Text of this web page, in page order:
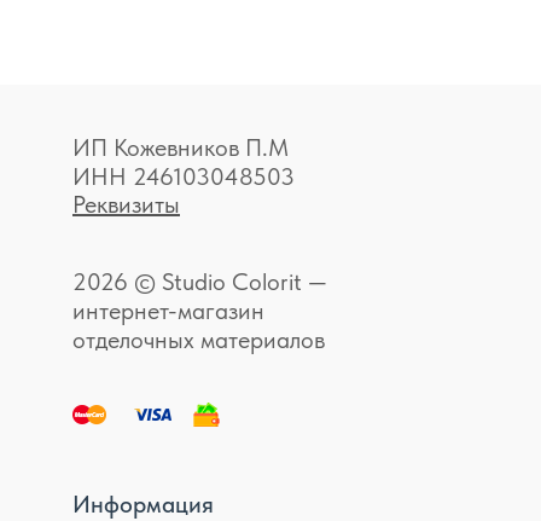
ИП Кожевников П.М
ИНН 246103048503
Реквизиты
2026 © Studio Colorit —
интернет-магазин
отделочных материалов
Информация